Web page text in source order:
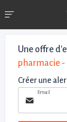
Une offre
pharmacie -
Créer une
Email